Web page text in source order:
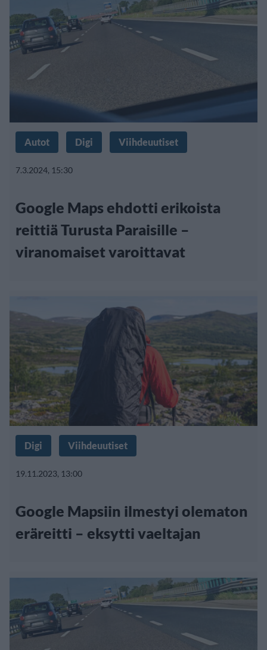
Autot Digi Viihdeuutiset
7.3.2024, 15:30
Google Maps ehdotti erikoista
reittiä Turusta Paraisille –
viranomaiset varoittavat
Digi Viihdeuutiset
19.11.2023, 13:00
Google Mapsiin ilmestyi olematon
eräreitti – eksytti vaeltajan